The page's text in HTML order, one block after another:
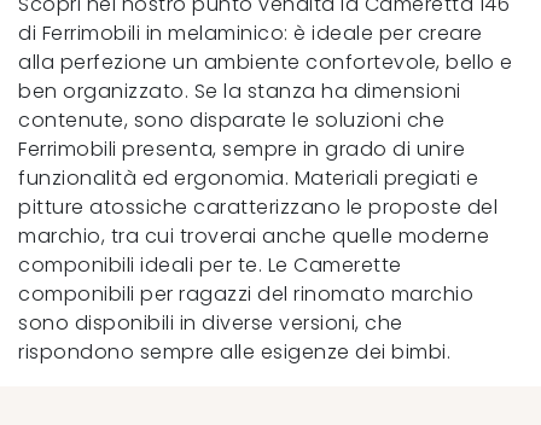
di Ferrimobili in melaminico: è ideale per creare
alla perfezione un ambiente confortevole, bello e
ben organizzato. Se la stanza ha dimensioni
contenute, sono disparate le soluzioni che
Ferrimobili presenta, sempre in grado di unire
funzionalità ed ergonomia. Materiali pregiati e
pitture atossiche caratterizzano le proposte del
marchio, tra cui troverai anche quelle moderne
componibili ideali per te. Le Camerette
componibili per ragazzi del rinomato marchio
sono disponibili in diverse versioni, che
rispondono sempre alle esigenze dei bimbi.